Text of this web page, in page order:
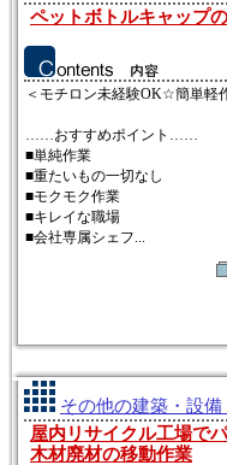
ペットボトルキャップ
＜モチロン未経験OK☆簡単軽
……おすすめポイント……
■単純作業
■重たいもの一切なし
■モクモク作業
■キレイな職場
■会社専属シェフ...
その他の建築・設
屋内リサイクル工場で
木材廃材の移動作業